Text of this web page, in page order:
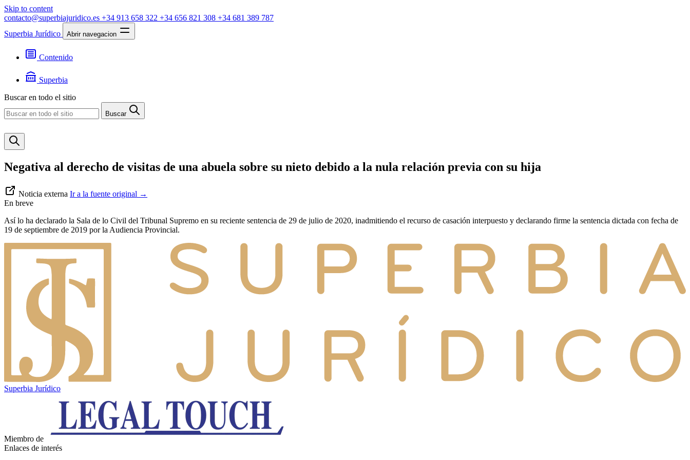
Skip to content
contacto@superbiajuridico.es +34 913 658 322 +34 656 821 308 +34 681 389 787
Superbia Jurídico
Abrir navegacion
Contenido
Jurisprudencia
Noticias
Superbia
Contacto
Buscar en todo el sitio
Buscar
Negativa al derecho de visitas de una abuela sobre su nieto debido a la nula relación previa con su hija
Noticia externa Ir a la fuente original →
En breve
Así lo ha declarado la Sala de lo Civil del Tribunal Supremo en su reciente sentencia de 29 de julio de 2020, inadmitiendo el recurso de casación interpuesto y declarando firme la sentencia dictada con fecha de
19 de septiembre de 2019 por la Audiencia Provincial.
Superbia Jurídico
Miembro de
Enlaces de interés